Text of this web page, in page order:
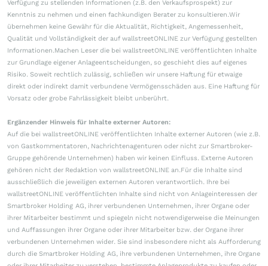
Verfügung zu stellenden Informationen (z.B. den Verkaufsprospekt) zur
Kenntnis zu nehmen und einen fachkundigen Berater zu konsultieren.Wir
übernehmen keine Gewähr für die Aktualität, Richtigkeit, Angemessenheit,
Qualität und Vollständigkeit der auf wallstreetONLINE zur Verfügung gestellten
Informationen.Machen Leser die bei wallstreetONLINE veröffentlichten Inhalte
zur Grundlage eigener Anlageentscheidungen, so geschieht dies auf eigenes
Risiko. Soweit rechtlich zulässig, schließen wir unsere Haftung für etwaige
direkt oder indirekt damit verbundene Vermögensschäden aus. Eine Haftung für
Vorsatz oder grobe Fahrlässigkeit bleibt unberührt.
Ergänzender Hinweis für Inhalte externer Autoren:
Auf die bei wallstreetONLINE veröffentlichten Inhalte externer Autoren (wie z.B.
von Gastkommentatoren, Nachrichtenagenturen oder nicht zur Smartbroker-
Gruppe gehörende Unternehmen) haben wir keinen Einfluss. Externe Autoren
gehören nicht der Redaktion von wallstreetONLINE an.Für die Inhalte sind
ausschließlich die jeweiligen externen Autoren verantwortlich. Ihre bei
wallstreetONLINE veröffentlichten Inhalte sind nicht von Anlageinteressen der
Smartbroker Holding AG, ihrer verbundenen Unternehmen, ihrer Organe oder
ihrer Mitarbeiter bestimmt und spiegeln nicht notwendigerweise die Meinungen
und Auffassungen ihrer Organe oder ihrer Mitarbeiter bzw. der Organe ihrer
verbundenen Unternehmen wider. Sie sind insbesondere nicht als Aufforderung
durch die Smartbroker Holding AG, ihre verbundenen Unternehmen, ihre Organe